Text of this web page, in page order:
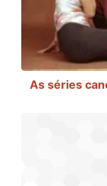
As séries